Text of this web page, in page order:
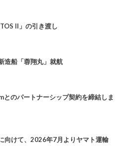
II」の引き渡し
造船「蓉翔丸」就航
とのパートナーシップ契約を締結しま
向けて、2026年7月よりヤマト運輸